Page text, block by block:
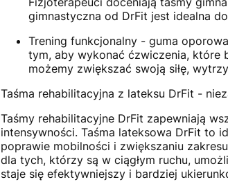
gimnastyczna od DrFit jest idealna
Trening funkcjonalny - guma
tym, aby wykonać ćzwiczenia, które
możemy zwiększać swoją siłę,
Taśma rehabilitacyjna z lateksu DrFit -
Taśmy rehabilitacyjne DrFit zapewniają
intensywności. Taśma lateksowa DrFit to
poprawie mobilności i zwiększaniu
dla tych, którzy są w ciągłym ruchu,
staje się efektywniejszy i bardziej